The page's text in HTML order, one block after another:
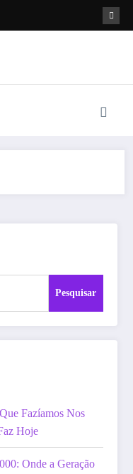
Pesquisar
Fazíamos Nos
Hoje
Onde a Geração